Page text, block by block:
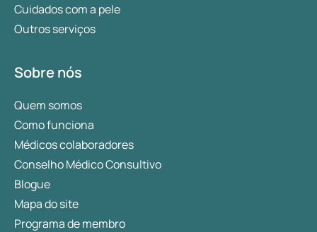
Cuidados com a pele
Outros serviços
Sobre nós
Quem somos
Como funciona
Médicos colaboradores
Conselho Médico Consultivo
Blogue
Mapa do site
Programa de membro